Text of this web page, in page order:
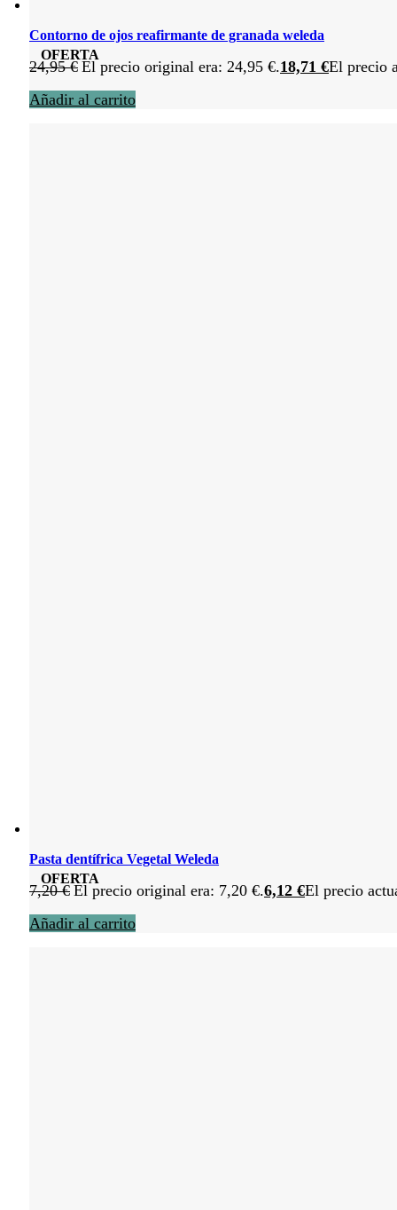
OFERTA
Contorno de ojos reafirmante de granada weleda
24,95€ El precio original era: 24,95 €.18,71 €El precio
Añadir al carrito
OFERTA
Pasta dentífrica Vegetal Weleda
7,20€ El precio original era: 7,20 €.6,12 €El precio
Añadir al carrito